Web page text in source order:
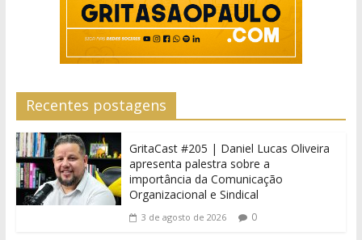
Recentes postagens
GritaCast #205 | Daniel Lucas Oliveira
apresenta palestra sobre a
importância da Comunicação
Organizacional e Sindical
3 de agosto de 2026 0